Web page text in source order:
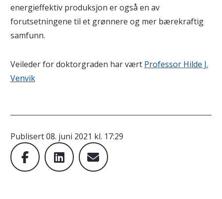
energieffektiv produksjon er også en av
forutsetningene til et grønnere og mer bærekraftig
samfunn.
Veileder for doktorgraden har vært Professor Hilde J.
Venvik
Publisert08. juni 2021 kl. 17:29